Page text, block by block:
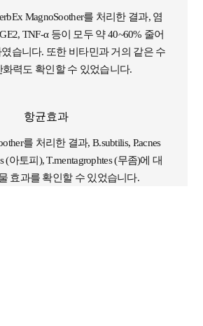
MagnoSoother를 처리한 결과, 염
TNF-α 등이 모두 약 40~60% 줄어
습니다. 또한 비타민과 거의 같은 수
화력도 확인할 수 있었습니다.
항균효과
를 처리한 결과, B.subtilis, P.acnes
(아토피), T.mentagrophtes (무좀)에 대
효과를 확인할 수 있었습니다.